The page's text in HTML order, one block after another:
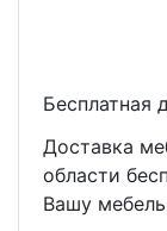
Бесплатная
Доставка
области
Вашу